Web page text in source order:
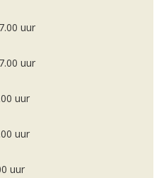
uur
uur
uur
uur
uur